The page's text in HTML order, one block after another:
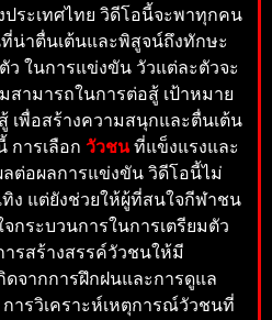
ระเทศไทย วิดีโอนี้จะพาทุกคน
น่าตื่นเต้นและพิสูจน์ถึงทักษะ
ว ในการแข่งขัน วัวแต่ละตัวจะ
สามารถในการต่อสู้ เป้าหมาย
เพื่อสร้างความสนุกและตื่นเต้น
การเลือก วัวชนที่แข็งแรงและ
ต่อผลการแข่งขัน วิดีโอนี้ไม่
ทิง แต่ยังช่วยให้ผู้ที่สนใจกีฬาชน
จกระบวนการในการเตรียมตัว
รสร้างสรรค์วัวชนให้มี
ดจากการฝึกฝนและการดูแล
การวิเคราะห์เหตุการณ์วัวชนที่